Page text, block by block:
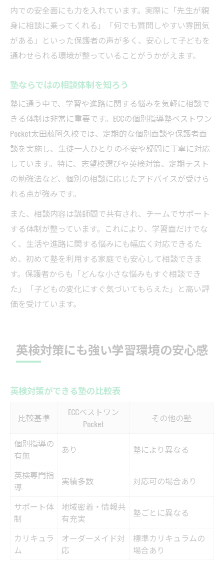
内での安全面にも力を入れています。実際に「先生が親
身に相談に乗ってくれる」「何でも質問しやすい雰囲気
がある」といった保護者の声が多く、安心して子どもを
通わせられる環境が整っていることがうかがえます。
塾ならではの相談体制を知ろう
塾に通う中で、学習や進路に関する悩みを気軽に相談で
きる体制は非常に重要です。ECCの個別指導塾ベストワン
Pocket太田藤阿久校では、定期的な個別面談や保護者面
談を実施し、生徒一人ひとりの不安や疑問に丁寧に対応
しています。特に、志望校選びや英検対策、定期テスト
の勉強法など、個別の相談に応じたアドバイスが受けら
れる点が強みです。
また、相談内容は講師間で共有され、チームでサポート
する体制が整っています。これにより、学習面だけでな
く、生活や進路に関する悩みにも幅広く対応できるた
め、初めて塾を利用する家庭でも安心して相談できま
す。保護者からも「どんな小さな悩みもすぐ相談でき
た」「子どもの変化にすぐ気づいてもらえた」と高い評
価を受けています。
英検対策にも強い学習環境の安心感
英検対策ができる塾の比較表
比較基準
ECCベストワン
Pocket
その他の塾
個別指導の
有無
あり 塾により異なる
英検専門指
導
実績多数 対応可の場合あり
サポート体
制
地域密着・情報共
有充実
塾ごとに異なる
カリキュラ
ム
オーダーメイド対
応
標準カリキュラムの
場合あり